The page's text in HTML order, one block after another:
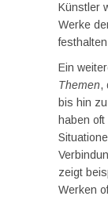
Künstler
Werke
Ein
Themen,
bis hin
haben
zeigt
Werken